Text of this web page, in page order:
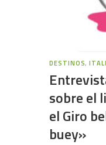
DESTINOS,
sobre el
el Giro
buey»